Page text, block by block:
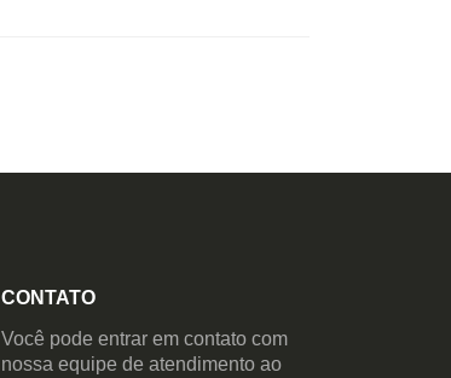
CONTATO
Você pode entrar em contato com
nossa equipe de atendimento ao